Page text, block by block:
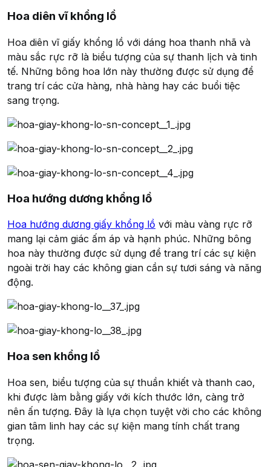
Hoa diên vĩ khổng lồ
Hoa diên vĩ giấy khổng lồ với dáng hoa thanh nhã và
màu sắc rực rỡ là biểu tượng của sự thanh lịch và tinh
tế. Những bông hoa lớn này thường được sử dụng để
trang trí các cửa hàng, nhà hàng hay các buổi tiệc
sang trọng.
Hoa hướng dương khổng lồ
Hoa hướng dương giấy khổng lồ với màu vàng rực rỡ
mang lại cảm giác ấm áp và hạnh phúc. Những bông
hoa này thường được sử dụng để trang trí các sự kiện
ngoài trời hay các không gian cần sự tươi sáng và năng
động.
Hoa sen khổng lồ
Hoa sen, biểu tượng của sự thuần khiết và thanh cao,
khi được làm bằng giấy với kích thước lớn, càng trở
nên ấn tượng. Đây là lựa chọn tuyệt vời cho các không
gian tâm linh hay các sự kiện mang tính chất trang
trọng.